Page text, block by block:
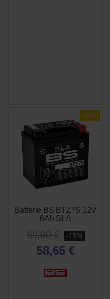
-15%
Batterie BS BTZ7S 12V
6Ah SLA
69,00 € -15%
58,65 €
APERÇU
RAPIDE